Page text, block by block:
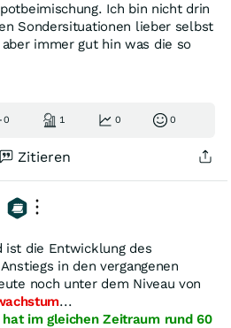
Ich bin nicht drin
Sondersituationen lieber selbst
immer gut hin was die so
0 1 0 0
Zitieren
ist die Entwicklung des
in den vergangenen
noch unter dem Niveau von
...
hat im gleichen Zeitraum rund 60